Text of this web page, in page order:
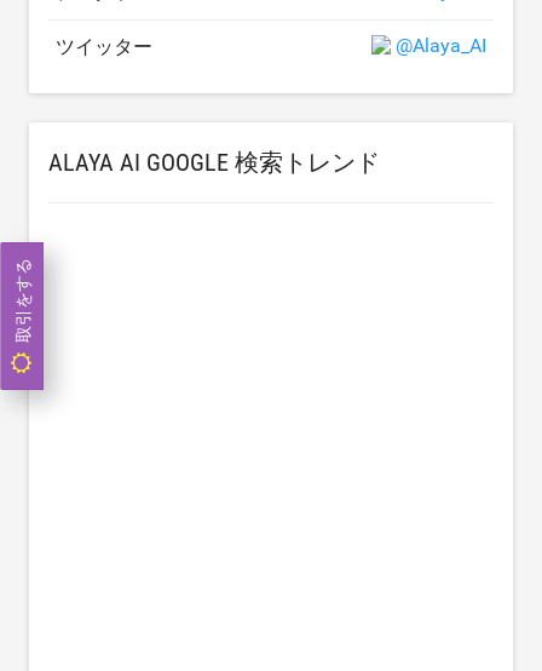
ツイッター @Alaya_AI
ALAYA AI GOOGLE 検索トレンド
取引をする